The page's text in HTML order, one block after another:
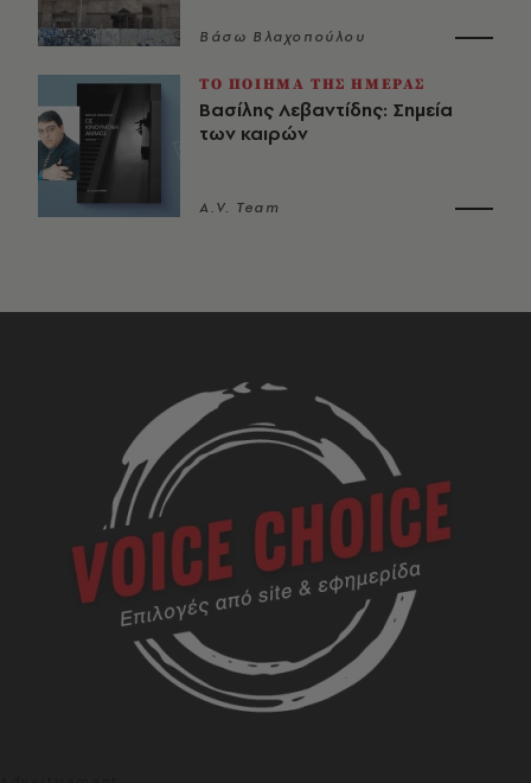
Βάσω Βλαχοπούλου
ΤΟ ΠΟΙΗΜΑ ΤΗΣ ΗΜΕΡΑΣ
Βασίλης Λεβαντίδης: Σημεία
των καιρών
A.V. Team